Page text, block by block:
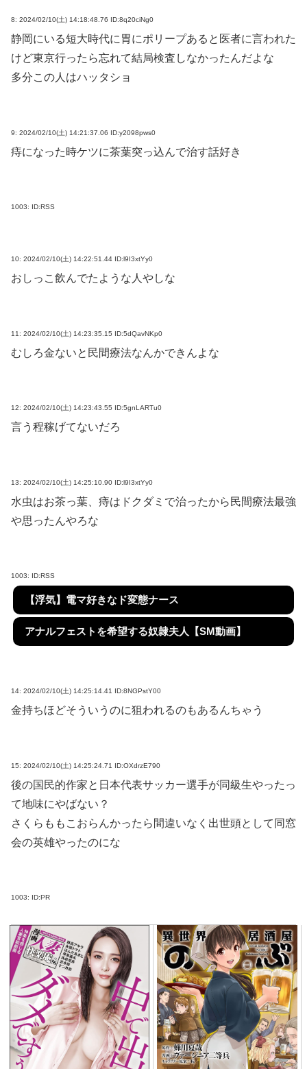
8: 2024/02/10(土) 14:18:48.76 ID:8q20ciNg0
静岡にいる短大時代に胃にポリープあると医者に言われた
けど東京行ったら忘れて結局検査しなかったんだよな
多分この人はハッタショ
9: 2024/02/10(土) 14:21:37.06 ID:y2098pws0
痔になった時ケツに茶葉突っ込んで治す話好き
1003: ID:RSS
10: 2024/02/10(土) 14:22:51.44 ID:l9I3xtYy0
おしっこ飲んでたような人やしな
11: 2024/02/10(土) 14:23:35.15 ID:5dQavNKp0
むしろ金ないと民間療法なんかできんよな
12: 2024/02/10(土) 14:23:43.55 ID:5gnLARTu0
言う程稼げてないだろ
13: 2024/02/10(土) 14:25:10.90 ID:l9I3xtYy0
水虫はお茶っ葉、痔はドクダミで治ったから民間療法最強
や思ったんやろな
1003: ID:RSS
【浮気】電マ好きなド変態ナース
アナルフェストを希望する奴隷夫人【SM動画】
14: 2024/02/10(土) 14:25:14.41 ID:8NGPstY00
金持ちほどそういうのに狙われるのもあるんちゃう
15: 2024/02/10(土) 14:25:24.71 ID:OXdrzE790
後の国民的作家と日本代表サッカー選手が同級生やったっ
て地味にやばない？
さくらももこおらんかったら間違いなく出世頭として同窓
会の英雄やったのにな
1003: ID:PR